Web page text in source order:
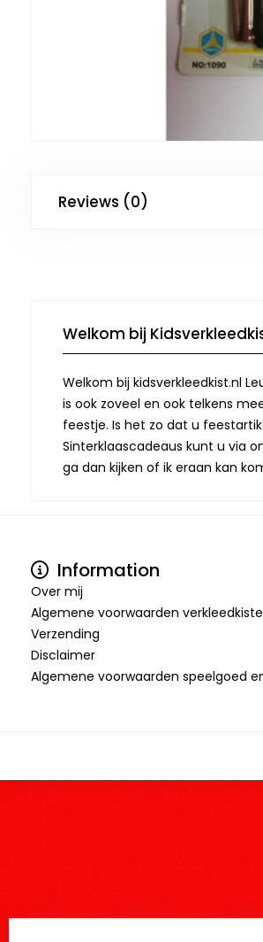
Reviews (0)
Welkom bij
Welkom bij kidsverkleedkist.nl
is ook zoveel en ook telkens
feestje. Is het zo dat u
Sinterklaascadeaus kunt u via
ga dan kijken of ik eraan kan
Information
Over mij
Algemene voorwaarden
Verzending
Disclaimer
Algemene voorwaarden speelgoed